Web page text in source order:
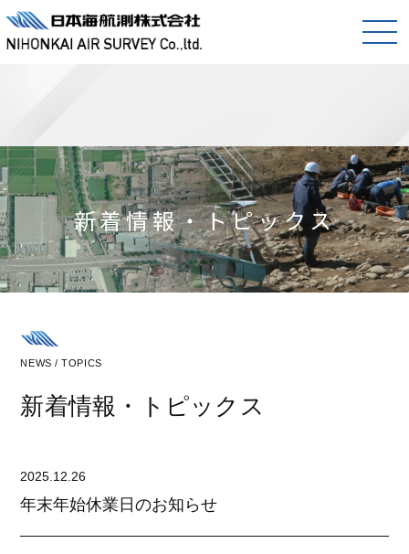
新着情報・トピックス
NEWS / TOPICS
新着情報・トピックス
2025.12.26
年末年始休業日のお知らせ